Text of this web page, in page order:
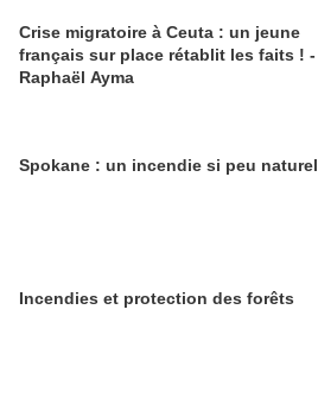
Crise migratoire à Ceuta : un jeune
français sur place rétablit les faits ! -
Raphaël Ayma
Spokane : un incendie si peu naturel
Incendies et protection des forêts